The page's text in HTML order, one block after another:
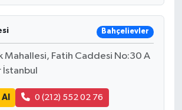
Bahçelievler
Mahallesi, Fatih Caddesi No:30 A
0 (212) 552 02 76